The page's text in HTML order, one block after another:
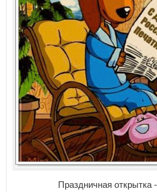
Праздничная открытка